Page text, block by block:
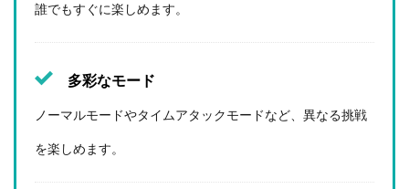
誰でもすぐに楽しめます。
多彩なモード
ノーマルモードやタイムアタックモードなど、異なる挑戦
を楽しめます。